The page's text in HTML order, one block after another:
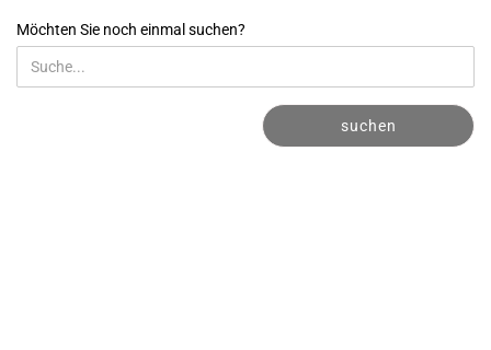
MÖCHTEN
SIE
NOCH
Möchten Sie noch einmal suchen?
suchen